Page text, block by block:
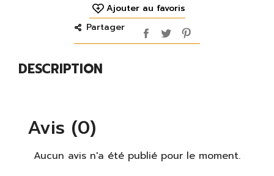
DESCRIPTION
Ajouter au favoris
Partager
Avis (0)
Aucun avis n'a été publié pour le moment.